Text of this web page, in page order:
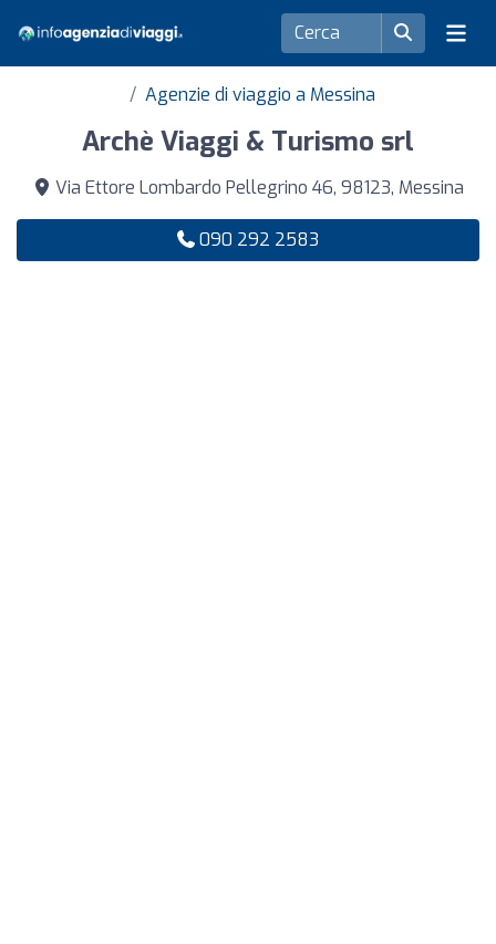
Agenzie di viaggio a Messina
Archè Viaggi & Turismo srl
Via Ettore Lombardo Pellegrino 46, 98123, Messina
090 292 2583